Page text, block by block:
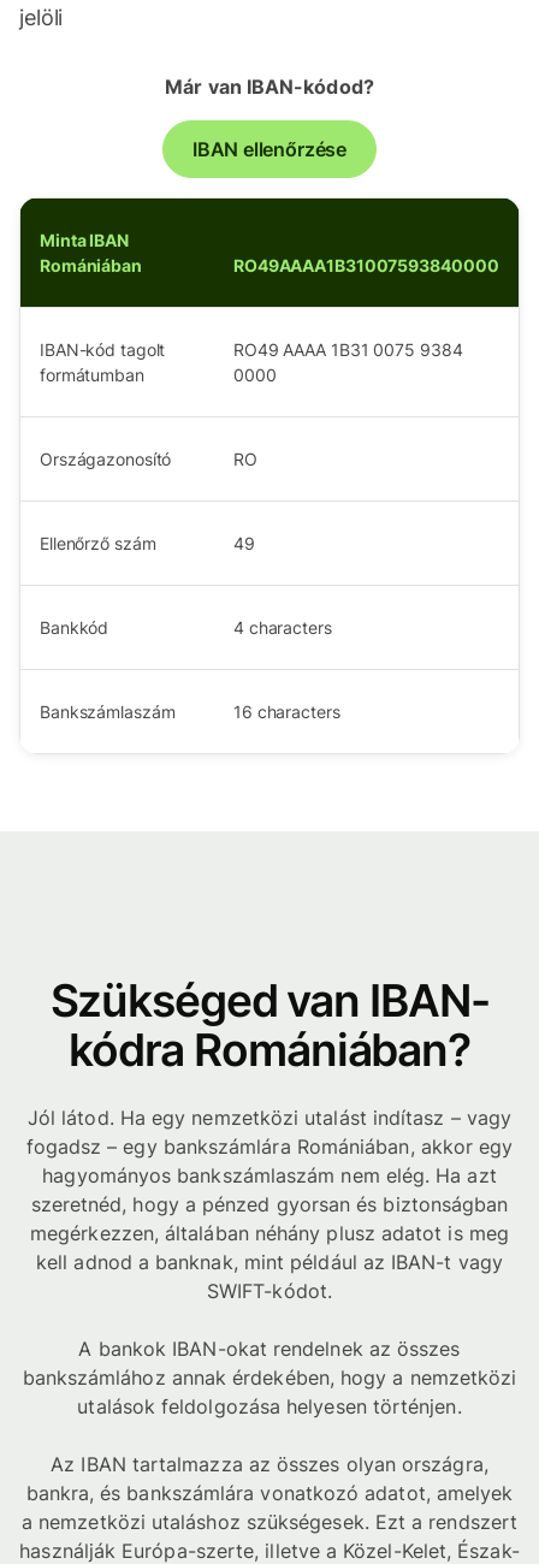
jelöli
Már van IBAN-kódod?
IBAN ellenőrzése
Minta IBAN
Romániában
RO49AAAA1B31007593840000
IBAN-kód tagolt
formátumban
RO49 AAAA 1B31 0075 9384
0000
Országazonosító RO
Ellenőrző szám 49
Bankkód 4 characters
Bankszámlaszám 16 characters
Szükséged van IBAN-
kódra Romániában?
Jól látod. Ha egy nemzetközi utalást indítasz – vagy
fogadsz – egy bankszámlára Romániában, akkor egy
hagyományos bankszámlaszám nem elég. Ha azt
szeretnéd, hogy a pénzed gyorsan és biztonságban
megérkezzen, általában néhány plusz adatot is meg
kell adnod a banknak, mint például az IBAN-t vagy
SWIFT-kódot.
A bankok IBAN-okat rendelnek az összes
bankszámlához annak érdekében, hogy a nemzetközi
utalások feldolgozása helyesen történjen.
Az IBAN tartalmazza az összes olyan országra,
bankra, és bankszámlára vonatkozó adatot, amelyek
a nemzetközi utaláshoz szükségesek. Ezt a rendszert
használják Európa-szerte, illetve a Közel-Kelet, Észak-